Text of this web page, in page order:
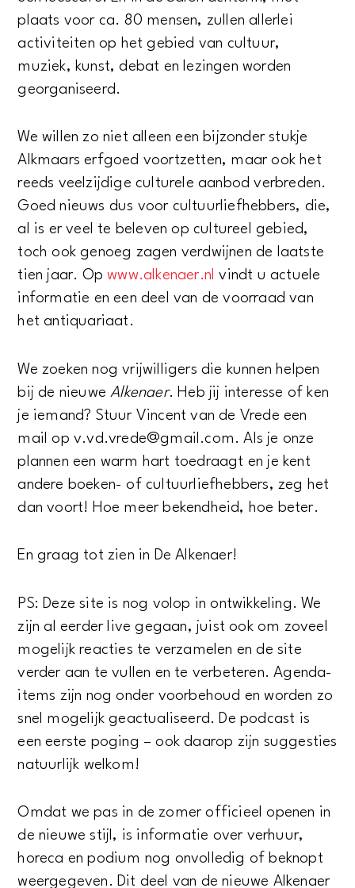
plaats voor ca. 80 mensen, zullen allerlei
activiteiten op het gebied van cultuur,
muziek, kunst, debat en lezingen worden
georganiseerd.
We willen zo niet alleen een bijzonder stukje
Alkmaars erfgoed voortzetten, maar ook het
reeds veelzijdige culturele aanbod verbreden.
Goed nieuws dus voor cultuurliefhebbers, die,
al is er veel te beleven op cultureel gebied,
toch ook genoeg zagen verdwijnen de laatste
tien jaar. Op www.alkenaer.nl vindt u actuele
informatie en een deel van de voorraad van
het antiquariaat.
We zoeken nog vrijwilligers die kunnen helpen
bij de nieuweAlkenaer. Heb jij interesse of ken
je iemand? Stuur Vincent van de Vrede een
mail op v.vd.vrede@gmail.com. Als je onze
plannen een warm hart toedraagt en je kent
andere boeken- of cultuurliefhebbers, zeg het
dan voort! Hoe meer bekendheid, hoe beter.
En graag tot zien in De Alkenaer!
PS: Deze site is nog volop in ontwikkeling. We
zijn al eerder live gegaan, juist ook om zoveel
mogelijk reacties te verzamelen en de site
verder aan te vullen en te verbeteren. Agenda-
items zijn nog onder voorbehoud en worden zo
snel mogelijk geactualiseerd. De podcast is
een eerste poging – ook daarop zijn suggesties
natuurlijk welkom!
Omdat we pas in de zomer officieel openen in
de nieuwe stijl, is informatie over verhuur,
horeca en podium nog onvolledig of beknopt
weergegeven. Dit deel van de nieuwe Alkenaer